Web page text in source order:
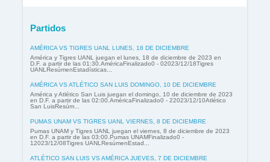
Partidos
AMÉRICA VS TIGRES UANL LUNES, 18 DE DICIEMBRE
América y Tigres UANL juegan el lunes, 18 de diciembre de 2023 en
D.F. a partir de las 01:30.AméricaFinalizado0 - 02023/12/18Tigres
UANLResúmenEstadísticas...
AMÉRICA VS ATLÉTICO SAN LUIS DOMINGO, 10 DE DICIEMBRE
América y Atlético San Luis juegan el domingo, 10 de diciembre de 2023
en D.F. a partir de las 02:00.AméricaFinalizado0 - 22023/12/10Atlético
San LuisResúm...
PUMAS UNAM VS TIGRES UANL VIERNES, 8 DE DICIEMBRE
Pumas UNAM y Tigres UANL juegan el viernes, 8 de diciembre de 2023
en D.F. a partir de las 03:00.Pumas UNAMFinalizado0 -
12023/12/08Tigres UANLResúmenEstad...
ATLÉTICO SAN LUIS VS AMÉRICA JUEVES, 7 DE DICIEMBRE